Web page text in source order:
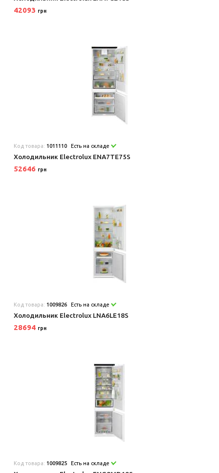
42093 грн
Код товара: 1011110 Есть на складе
Холодильник Electrolux ENA7TE75S
52646 грн
Код товара: 1009826 Есть на складе
Холодильник Electrolux LNA6LE18S
28694 грн
Код товара: 1009825 Есть на складе